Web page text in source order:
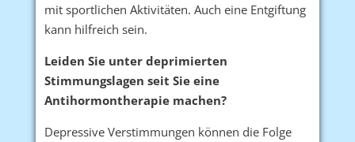
mit sportlichen Aktivitäten. Auch eine Entgiftung
kann hilfreich sein.
Leiden Sie unter deprimierten
Stimmungslagen seit Sie eine
Antihormontherapie machen?
Depressive Verstimmungen können die Folge